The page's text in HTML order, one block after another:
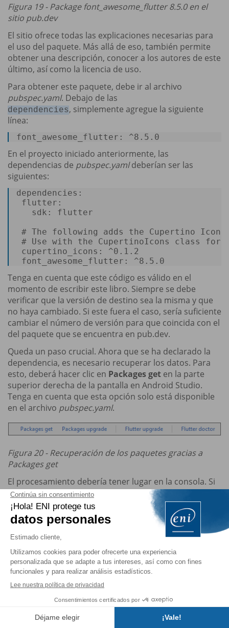
Figura 19 - Package font_awesome_flutter 8.5.0 en el
sitio pub.dev
El sitio ofrece todas las explicaciones necesarias para
el uso del paquete. Más allá de eso, también permite
obtener una descripción, conocer a los autores de este
último, así como la licencia de uso.
Para obtener este paquete, debe ir al archivo
pubspec.yaml. Debajo de las
dependencies, simplemente agregue la siguiente
línea:
font_awesome_flutter: ^8.5.0
En el proyecto iniciado anteriormente, las
dependencias de pubspec.yamldeberían ser las
siguientes:
dependencies:
flutter:
sdk:
flutter
# The following adds the Cupertino
# Use with the CupertinoIcons class
cupertino_icons:
^0.1.2
font_awesome_flutter:
^8.5.0
Tenga en cuenta que este código es válido en el
momento de escribir este libro. Siempre se debe
verificar que la versión de destino sea la misma y que
no haya cambiado. Si este fuera el caso, sería suficiente
cambiar el número de versión para que coincida con el
del paquete que se encuentra en pub.dev.
Queda un paso crucial. Ahora que se ha declarado la
dependencia, es necesario recuperar los datos. Para
esto, deberá hacer clic en Packages get en la parte
superior derecha de la pantalla en Android Studio.
Tenga en cuenta que esta opción solo está disponible
en el archivo pubspec.yaml.
Figura 20 - Recuperación de los paquetes gracias a
Packages get
El procesamiento debería tener lugar en la consola. Si
todo salió bien, el código de salida resultante es 0:
Figura 21 - Resultado de Packages get
A partir de ese momento, este paquete está disponible
y se puede utilizar en el código del programa. En el
ejemplo que hemos comenzado un poco antes, se
inserta una última línea (Row):
(